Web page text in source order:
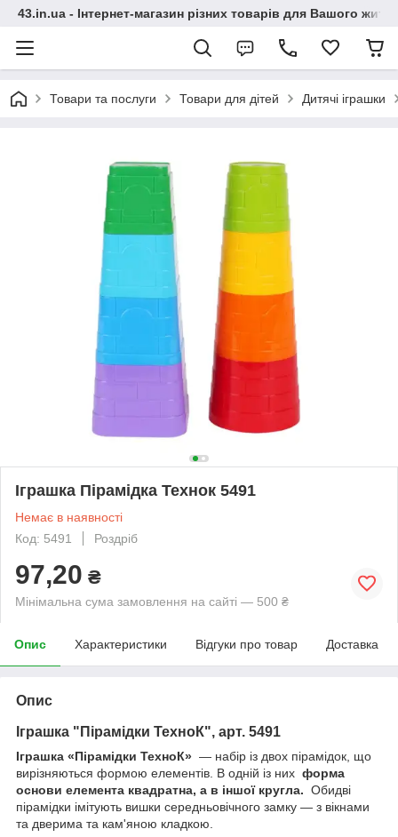
43.in.ua - Інтернет-магазин різних товарів для Вашого
Товари та послуги Товари для дітей Дитячі іграшки
Іграшка Пірамідка Технок 5491
Немає в наявності
Код: 5491
Роздріб
97,20 ₴
Мінімальна сума замовлення на сайті — 500 ₴
Опис Характеристики Відгуки про товар Доставка
Опис
Іграшка "Пірамідки ТехноК", арт. 5491
Іграшка «Пірамідки ТехноК» — набір із двох пірамідок, що
вирізняються формою елементів. В одній із них форма
основи елемента квадратна, а в іншої кругла. Обидві
пірамідки імітують вишки середньовічного замку — з вікнами
та дверима та кам'яною кладкою.